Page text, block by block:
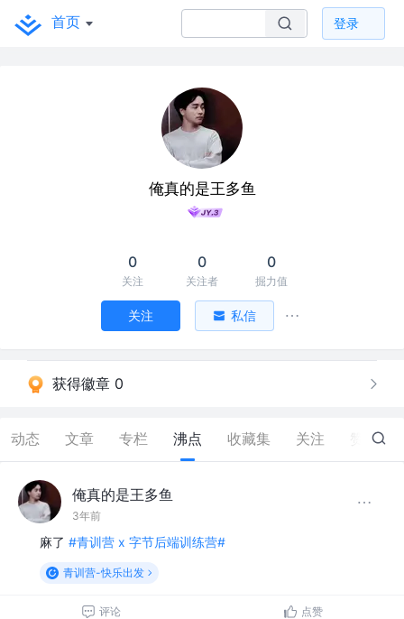
首页 登录
俺真的是王多鱼
0
关注
0
关注者
0
掘力值
关注 私信
获得徽章 0
动态 文章 专栏 沸点 收藏集 关注 0
俺真的是王多鱼
3年前
麻了 #青训营 x 字节后端训练营#
青训营-快乐出发
评论 点赞